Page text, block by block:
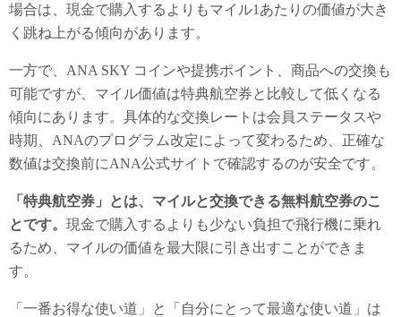
場合は、現金で購入するよりもマイル1あたりの価値が大き
く跳ね上がる傾向があります。
一方で、ANA SKY コインや提携ポイント、商品への交換も
可能ですが、マイル価値は特典航空券と比較して低くなる
傾向にあります。具体的な交換レートは会員ステータスや
時期、ANAのプログラム改定によって変わるため、正確な
数値は交換前にANA公式サイトで確認するのが安全です。
「特典航空券」とは、マイルと交換できる無料航空券のこ
とです。 現金で購入するよりも少ない負担で飛行機に乗れ
るため、マイルの価値を最大限に引き出すことができま
す。
「一番お得な使い道」と「自分にとって最適な使い道」は